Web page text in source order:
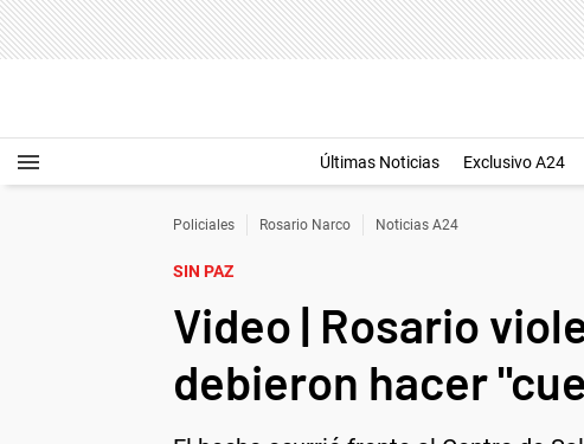
Últimas Noticias Exclusivo A24
Policiales Rosario Narco Noticias A24
SIN PAZ
Video | Rosario
debieron hacer